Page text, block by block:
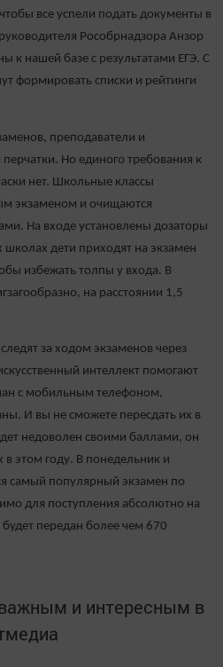
все успели подать документы в
Рособрнадзора Анзор
к нашей базе с результатами ЕГЭ. С
формировать списки и рейтинги
преподаватели и
Но единого требования к
нет. Школьные классы
экзаменом и очищаются
На входе установлены дозаторы
дети приходят на экзамен
избежать толпы у входа. В
на расстоянии 1,5
за ходом экзаменов через
интеллект помогают
с мобильным телефоном,
И вы не сможете пересдать их в
недоволен своими баллами, он
в этом году. В понедельник и
самый популярный экзамен по
для поступления абсолютно на
передан более чем 670
и интересным в